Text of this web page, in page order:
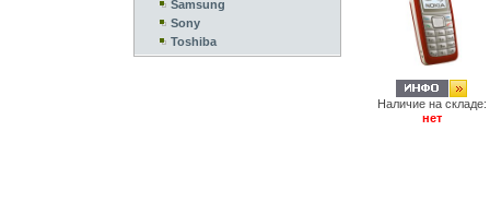
Samsung
Sony
Toshiba
Наличие на складе:
нет